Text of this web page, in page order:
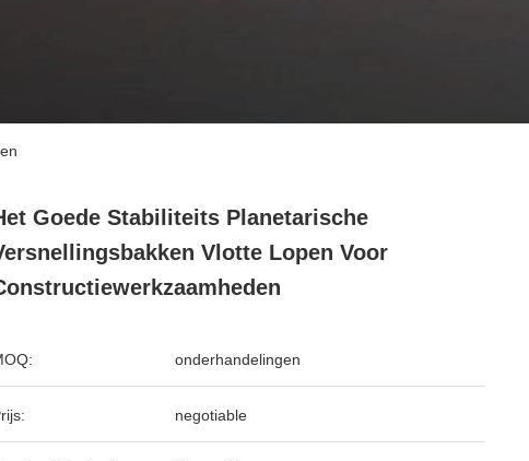
Goede Stabiliteits Planetarische
Vlotte Lopen Voor
onderhandelingen
negotiable